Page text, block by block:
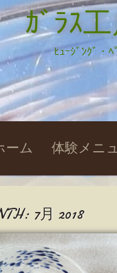
ｶﾞﾗｽ
ﾋｭｰｼﾞﾝｸﾞ・
ーム 体験メニ
7月 2018